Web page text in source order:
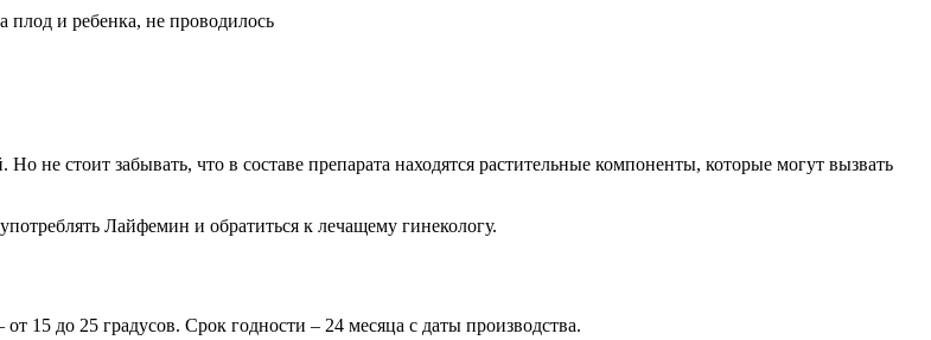
и ребенка, не проводилось
стоит забывать, что в составе препарата находятся растительные компоненты, которые могут вызвать
Лайфемин и обратиться к лечащему гинекологу.
15 до 25 градусов. Срок годности – 24 месяца с даты производства.